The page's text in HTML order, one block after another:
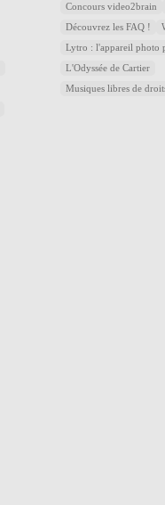
Concours video2brain
Découvrez les FAQ !
Lytro : l'appareil photo
L'Odyssée de Cartier
Musiques libres de